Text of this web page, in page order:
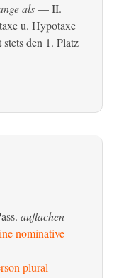
als— II.
u. Hypotaxe
stets den 1. Platz
auflachen
nominative
plural